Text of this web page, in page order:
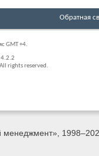
Обратная
GMT +4.
4.2.2
rights reserved.
менеджмент»,